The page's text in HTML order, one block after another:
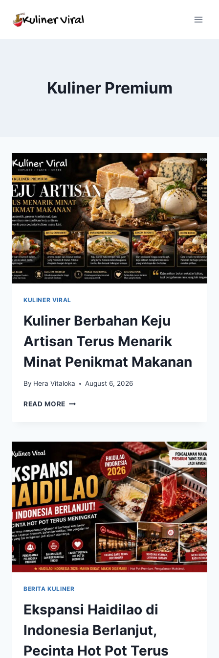
Kuliner Premium
KULINER VIRAL
Kuliner Berbahan Keju
Artisan Terus Menarik
Minat Penikmat Makanan
By Hera Vitaloka August 6, 2026
READ MORE KULINER
TERUS
MENARIK
MINAT
PENIKMAT
MAKANAN
BERITA KULINER
Ekspansi Haidilao di
Indonesia Berlanjut,
Pecinta Hot Pot Terus